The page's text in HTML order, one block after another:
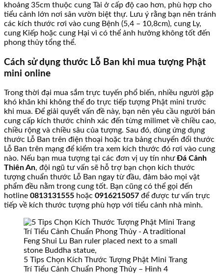
khoảng 35cm thuộc cung Tài ở cấp độ cao hơn, phù hợp cho
tiểu cảnh lớn nơi sân vườn biệt thự. Lưu ý rằng bạn nên tránh
các kích thước rơi vào cung Bệnh (5,4 – 10,8cm), cung Ly,
cung Kiếp hoặc cung Hại vì có thể ảnh hưởng không tốt đến
phong thủy tổng thể.
Cách sử dụng thước Lỗ Ban khi mua tượng Phật
mini online
Trong thời đại mua sắm trực tuyến phổ biến, nhiều người gặp
khó khăn khi không thể đo trực tiếp tượng Phật mini trước
khi mua. Để giải quyết vấn đề này, bạn nên yêu cầu người bán
cung cấp kích thước chính xác đến từng milimet về chiều cao,
chiều rộng và chiều sâu của tượng. Sau đó, dùng ứng dụng
thước Lỗ Ban trên điện thoại hoặc tra bảng chuyển đổi thước
Lỗ Ban trên mạng để kiểm tra xem kích thước đó rơi vào cung
nào. Nếu bạn mua tượng tại các đơn vị uy tín nhưĐá Cảnh
Thiên An, đội ngũ tư vấn sẽ hỗ trợ bạn chọn kích thước
tượng chuẩn thước Lỗ Ban ngay từ đầu, đảm bảo mọi vật
phẩm đều nằm trong cung tốt. Bạn cũng có thể gọi đến
hotline 0813131555 hoặc 0916215057 để được tư vấn trực
tiếp về kích thước tượng phù hợp với tiểu cảnh nhà mình.
5 Tips Chọn Kích Thước Tượng Phật Mini Trang
Trí Tiểu Cảnh Chuẩn Phong Thủy – Hình 4